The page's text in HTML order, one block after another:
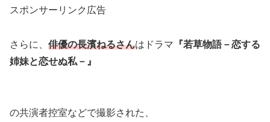
スポンサーリンク広告
さらに、 俳優の長濱ねるさんはドラマ 『若草物語－恋する
姉妹と恋せぬ私－』
の共演者控室などで撮影された、